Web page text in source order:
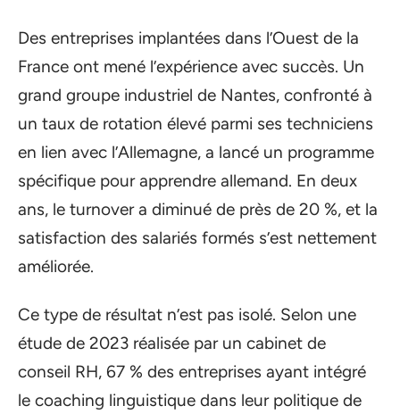
Des entreprises implantées dans l’Ouest de la
France ont mené l’expérience avec succès. Un
grand groupe industriel de Nantes, confronté à
un taux de rotation élevé parmi ses techniciens
en lien avec l’Allemagne, a lancé un programme
spécifique pour apprendre allemand. En deux
ans, le turnover a diminué de près de 20 %, et la
satisfaction des salariés formés s’est nettement
améliorée.
Ce type de résultat n’est pas isolé. Selon une
étude de 2023 réalisée par un cabinet de
conseil RH, 67 % des entreprises ayant intégré
le coaching linguistique dans leur politique de